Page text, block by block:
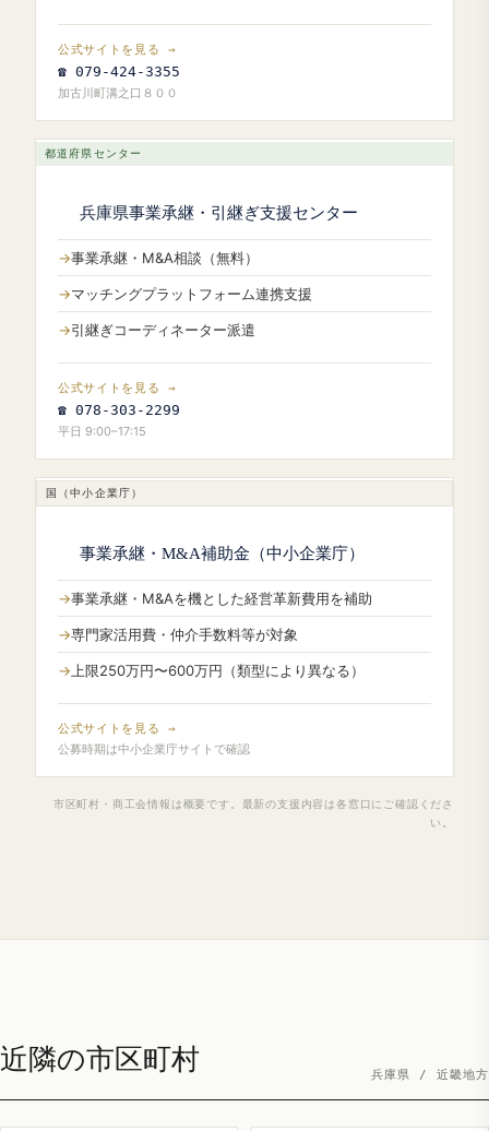
公式サイトを見る →
☎ 079-424-3355
加古川町溝之口８００
都道府県センター
兵庫県事業承継・引継ぎ支援センター
事業承継・M&A相談（無料）
マッチングプラットフォーム連携支援
引継ぎコーディネーター派遣
公式サイトを見る →
☎ 078-303-2299
平日 9:00–17:15
国（中小企業庁）
事業承継・M&A補助金（中小企業庁）
事業承継・M&Aを機とした経営革新費用を補助
専門家活用費・仲介手数料等が対象
上限250万円〜600万円（類型により異なる）
公式サイトを見る →
公募時期は中小企業庁サイトで確認
市区町村・商工会情報は概要です。最新の支援内容は各窓口にご確認くださ
い。
近隣の市区町村 兵庫県 / 近畿地方